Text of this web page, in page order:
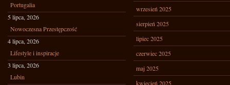
Portugalia
5 lipca, 2026
Nowoczesna Przestępczość
4 lipca, 2026
Lifestyle i inspiracje
3 lipca, 2026
Lubin
wrzesień 2025
sierpień 2025
lipiec 2025
czerwiec 2025
maj 2025
kwiecień 2025